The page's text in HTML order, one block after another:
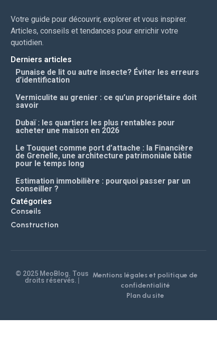
Votre guide pour découvrir, explorer et vous inspirer.
Articles, conseils et tendances pour enrichir votre
quotidien.
Derniers articles
Punaise de lit ou autre insecte? Éviter les erreurs
d’identification
Vermiculite au grenier : ce qu’un propriétaire doit
savoir
Dubaï : les quartiers les plus rentables pour
acheter une maison en 2026
Le Touquet comme port d’attache : la Financière
de Grenelle, une architecture patrimoniale bâtie
pour le temps long
Estimation immobilière : pourquoi passer par un
conseiller ?
Catégories
Conseils
Construction
© 2025 MeoBlog. Tous
droits réservés. |
Mentions légales et politique de
confidentialité
Plan du site